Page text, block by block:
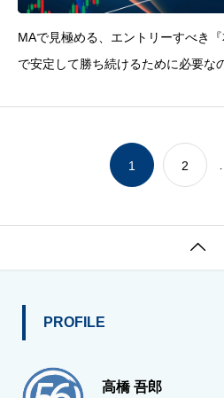
MAで見極める、エントリーすべき
で安定して勝ち続けるために必要な
性を重視したトレード戦略を解説し
1
2

PROFILE
高橋 吾郎